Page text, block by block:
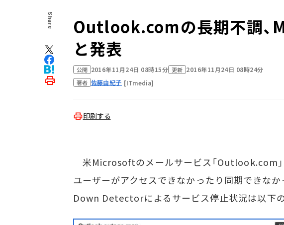
Share
Outlook.comの長期不調、
と発表
公開 2016年11月24日 08時15分 更新 2016年11月24日 08時24分
著者 佐藤由紀子 [ITmedia]
印刷する
米Microsoftのメールサービス「Outlook.com」
ユーザーがアクセスできなかったり同期できな
Down Detectorによるサービス停止状況は以下の